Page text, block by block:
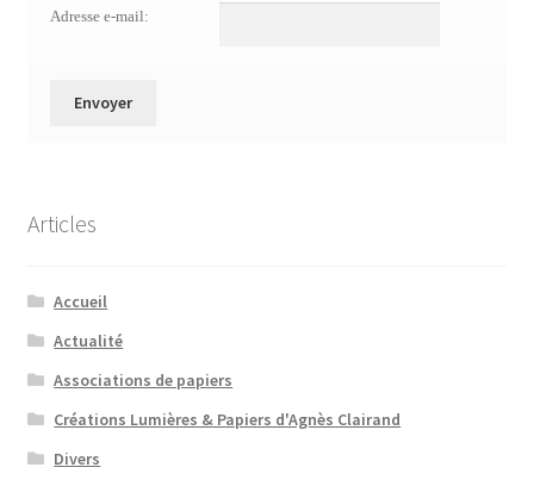
Adresse e-mail:
Articles
Accueil
Actualité
Associations de papiers
Créations Lumières & Papiers d'Agnès Clairand
Divers